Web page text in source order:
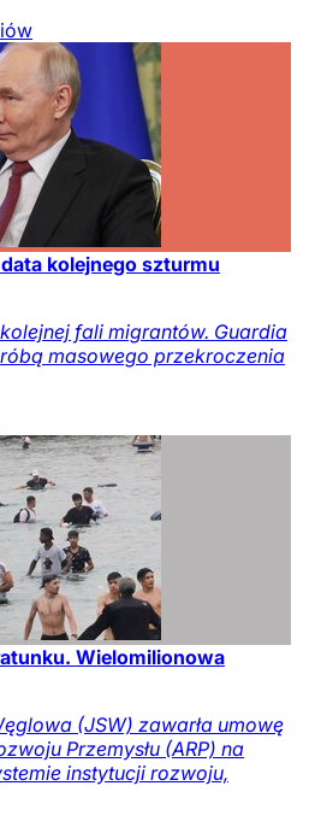
kolejnego szturmu
fali migrantów. Guardia
masowego przekroczenia
Wielomilionowa
(JSW) zawarła umowę
Przemysłu (ARP) na
instytucji rozwoju,